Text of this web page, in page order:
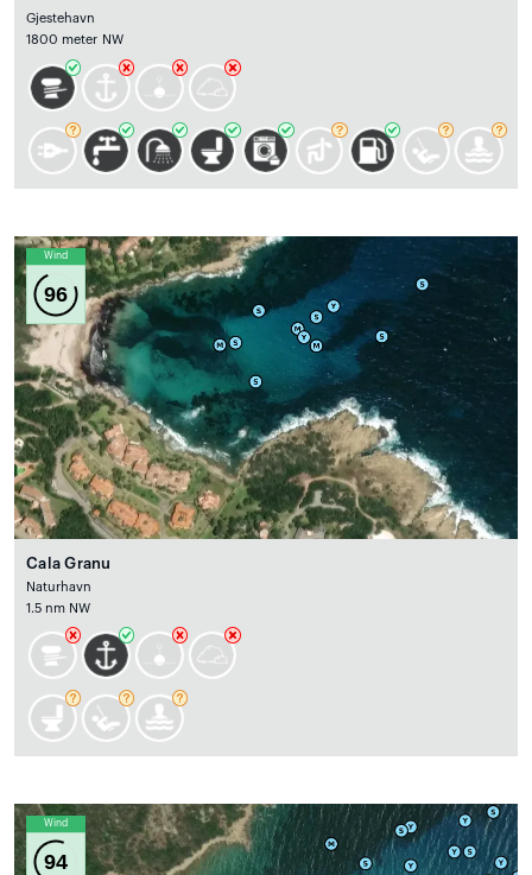
Gjestehavn
1800 meter NW
Wind
96
Cala Granu
Naturhavn
1.5 nm NW
Wind
94